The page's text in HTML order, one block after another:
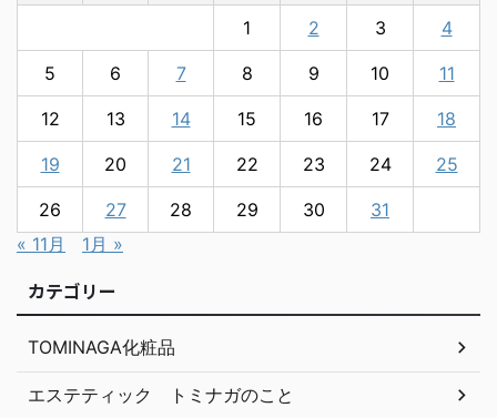
1 2 3 4
5 6 7 8 9 10 11
12 13 14 15 16 17 18
19 20 21 22 23 24 25
26 27 28 29 30
31
« 11月
1月 »
カテゴリー
TOMINAGA化粧品
エステティック トミナガのこと